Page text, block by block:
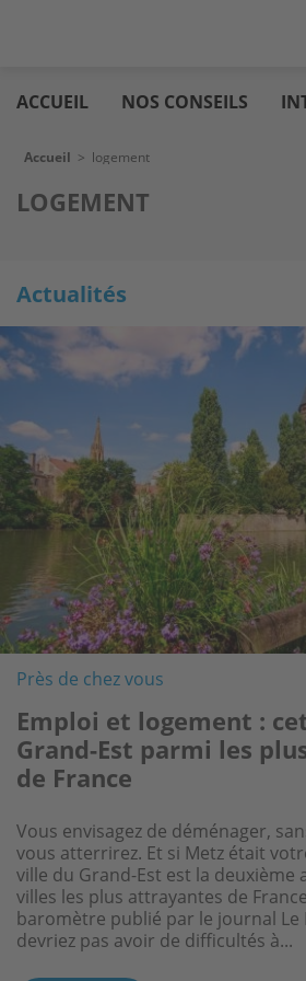
au
contenu
immo
ACCUEIL NOS CONSEILS
Fil d'Ariane
Accueil > logement
LOGEMENT
Conseils d'experts
Quels travaux réaliser
Actualités
votre maison durant la belle
l’installation d’une terrasse est
de convivialité comme de détente.
combles promet quant à elle une
périodes les plus chaudes, mais il...
Image
Assurance habitation
MaPrimeAdapt’ 2025 :
essentiel pour adapter
logement
Actualités
94 % des Français souhaitent
Pourtant, un grand nombre de
répondent pas aux besoins liés au
handicap. L’aide MaPrimeAdapt’,
le 1er janvier 2024, facilite le
d’adaptation à domicile. Destinée
Image
Près de chez vous
Emploi et logement :
Grand-Est parmi les
de France
Actualités
Vous envisagez de déménager,
vous atterrirez. Et si Metz était
ville du Grand-Est est la deuxième
villes les plus attrayantes de
baromètre publié par le journal Le
devriez pas avoir de difficultés à...
Image